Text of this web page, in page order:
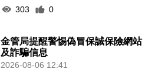
303
0
金管局提醒警惕偽冒保誠保險網站
及詐騙信息
2026-08-06 12:41